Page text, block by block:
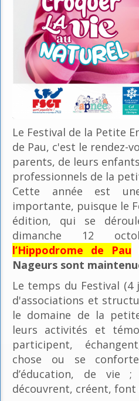
Le Festival de la Petite
de Pau, c'est le rendez-
parents, de leurs
professionnels de la
Cette année est
importante, puisque le
édition, qui se
dimanche 12
l’Hippodrome de Pau
Nageurs sont
Le temps du Festival (4
d'associations et
le domaine de la
leurs activités et
participent,
chose ou se
d’éducation, de vie
découvrent, créent, font